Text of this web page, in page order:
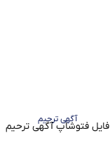
آگهی ترحیم
فایل فتوشاپ آگهی ترحیم